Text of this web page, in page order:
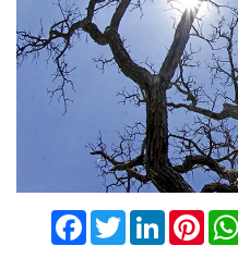
FacebookTwitterLinkedIn